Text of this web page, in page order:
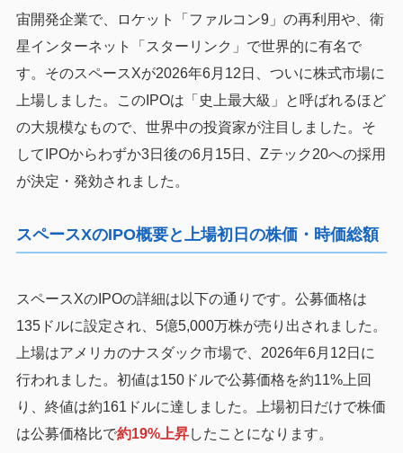
宙開発企業で、ロケット「ファルコン9」の再利用や、衛
星インターネット「スターリンク」で世界的に有名で
す。そのスペースXが2026年6月12日、ついに株式市場に
上場しました。このIPOは「史上最大級」と呼ばれるほど
の大規模なもので、世界中の投資家が注目しました。そ
してIPOからわずか3日後の6月15日、Zテック20への採用
が決定・発効されました。
スペースXのIPO概要と上場初日の株価・時価総額
スペースXのIPOの詳細は以下の通りです。公募価格は
135ドルに設定され、5億5,000万株が売り出されました。
上場はアメリカのナスダック市場で、2026年6月12日に
行われました。初値は150ドルで公募価格を約11%上回
り、終値は約161ドルに達しました。上場初日だけで株価
は公募価格比で約19%上昇したことになります。